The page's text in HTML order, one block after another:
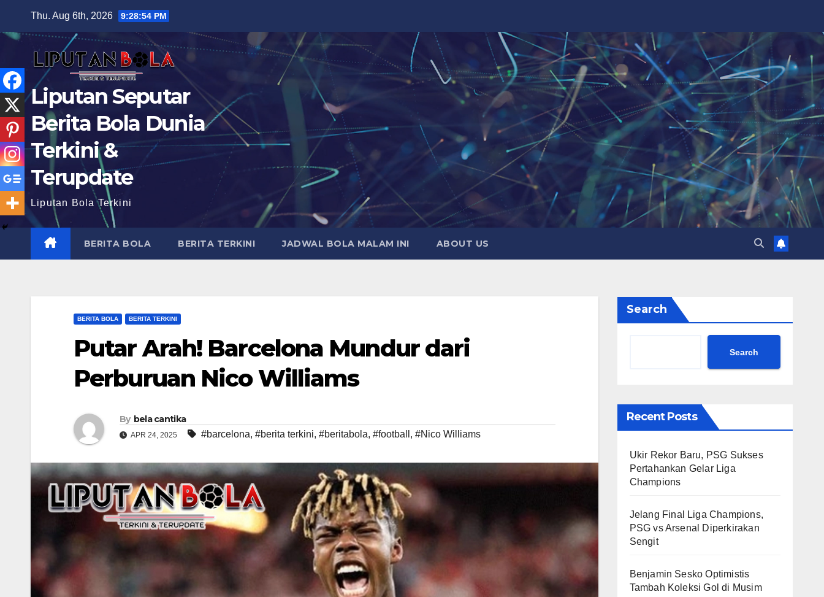
Thu. Aug 6th, 2026 9:28:56 PM
Liputan Seputar
Berita Bola Dunia
Terkini &
Terupdate
Liputan Bola Terkini
BERITA BOLA BERITA TERKINI JADWAL BOLA MALAM INI ABOUT US
BERITA BOLA BERITA TERKINI
Putar Arah! Barcelona Mundur dari
Perburuan Nico Williams
By bela cantika
APR 24, 2025 #barcelona, #berita terkini, #beritabola, #football , #Nico Williams
Search
Search
Recent Posts
Ukir Rekor Baru, PSG Sukses
Pertahankan Gelar Liga
Champions
Jelang Final Liga Champions,
PSG vs Arsenal Diperkirakan
Sengit
Benjamin Sesko Optimistis
Tambah Koleksi Gol di Musim